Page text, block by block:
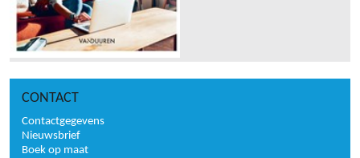
CONTACT
Contactgegevens
Nieuwsbrief
Boek op maat